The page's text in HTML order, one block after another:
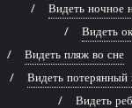
Видеть ночное
Видеть
Видеть пляж во сне
Видеть потерянный
Видеть